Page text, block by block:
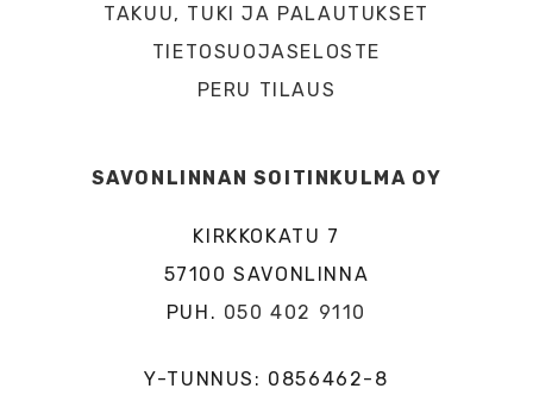
TAKUU, TUKI JA PALAUTUKSET
TIETOSUOJASELOSTE
PERU TILAUS
SAVONLINNAN SOITINKULMA OY
KIRKKOKATU 7
57100 SAVONLINNA
PUH. 050 402 9110
Y-TUNNUS: 0856462-8